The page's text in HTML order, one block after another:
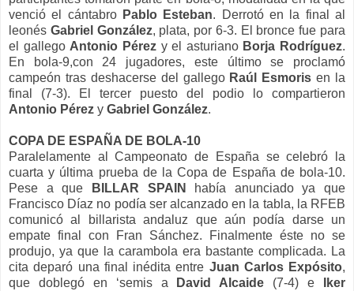
venció el cántabro Pablo Esteban. Derrotó en la final al
leonés Gabriel González, plata, por 6-3. El bronce fue para
el gallego Antonio Pérezy el asturiano Borja Rodríguez.
En bola-9,con 24 jugadores, este último se proclamó
campeón tras deshacerse del gallego Raúl Esmoris en la
final (7-3). El tercer puesto del podio lo compartieron
Antonio Pérez y Gabriel González.
COPA DE ESPAÑA DE BOLA-10
Paralelamente al Campeonato de España se celebró la
cuarta y última prueba de la Copa de España de bola-10.
Pese a que BILLAR SPAIN
había anunciado ya que
Francisco Díaz no podía ser alcanzado en la tabla, la RFEB
comunicó al billarista andaluz que aún podía darse un
empate final con Fran Sánchez. Finalmente éste no se
produjo, ya que la carambola era bastante complicada. La
cita deparó una final inédita entre Juan Carlos Expósito,
que doblegó en ‘semis a
David Alcaide (7-4) e
Iker